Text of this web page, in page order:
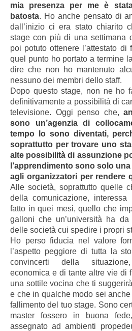
mia presenza per me è
batosta. Ho anche pensato di
dall’inizio ci era stato chiarito
stage con più di una settimana
poi potuto ottenere l’attestato di
quel punto ho portato a termine
dire che non ho mantenuto
nessuno dei membri dello staff.
Dopo questo stage, non ne ho
definitivamente a possibilità di
televisione. Oggi penso che,
sono un’agenzia di
tempo lo sono diventati,
soprattutto per trovare uno
alte possibilità di assunzione
l’apprendimento sono solo
agli organizzatori per rendere
Alle società, soprattutto quelle
della comunicazione,
fatto in quei mesi, quello che
galloni che un’università ha
delle società cui spedire i propri
Ho perso fiducia nel valore
l’aspetto peggiore di tutta la
convincerti della
economica e di tante altre vie di
una sottile vocina che ti
e che in qualche modo sei
fallimento del tuo stage. Sono
master fossero in buona
assegnato ad ambienti